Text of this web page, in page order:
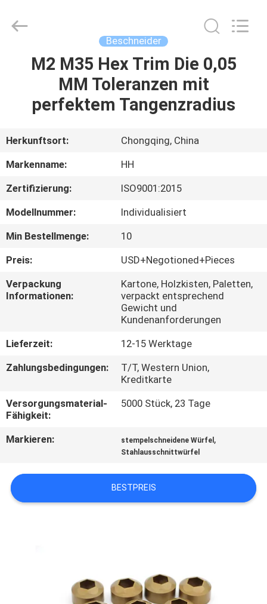
HAUS
PRODUKTE
VIDEOS
UNS
FABRIK-
AUSFLUG
QUALITÄTSKONTROLLE
SIE
MIT
IN
VERBINDUNG
NACHRICHTEN
FORDERN
SITEMAP
Limited.
Beschneider
M2 M35 Hex Trim Die 0,05
MM Toleranzen mit
perfektem Tangenzradius
Herkunftsort:
Chongqing, China
Markenname:
HH
Zertifizierung:
ISO9001:2015
Modellnummer:
Individualisiert
Min Bestellmenge:
10
Preis:
USD+Negotioned+Pieces
Verpackung
Informationen:
Kartone, Holzkisten, Paletten,
verpackt entsprechend
Gewicht und
Kundenanforderungen
Lieferzeit:
12-15 Werktage
Zahlungsbedingungen:
T/T, Western Union,
Kreditkarte
Versorgungsmaterial-
Fähigkeit:
5000 Stück, 23 Tage
Markieren: stempelschneidene Würfel ,
Stahlausschnittwürfel
BESTPREIS